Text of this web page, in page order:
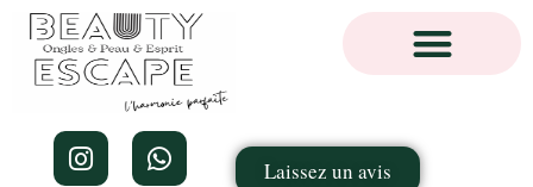
Laissez un avis